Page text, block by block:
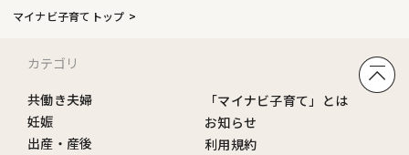
マイナビ子育てトップ
カテゴリ
共働き夫婦
妊娠
出産・産後
「マイナビ子育て」とは
お知らせ
利用規約